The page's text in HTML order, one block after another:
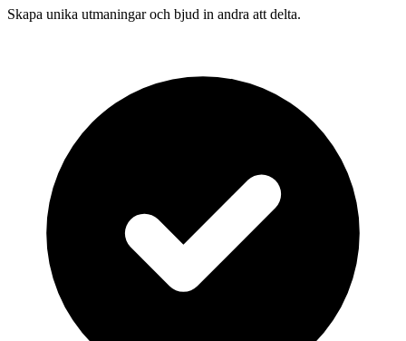
Skapa unika utmaningar och bjud in andra att delta.